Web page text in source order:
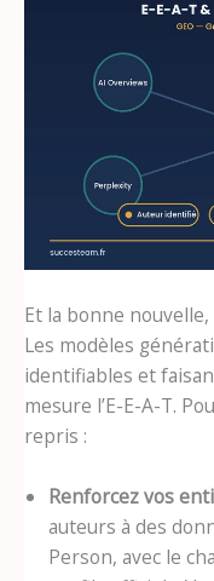
Et la bonne nouvelle,
Les modèles
identifiables et
mesure l’E-E-A-T.
repris :
Renforcez vos
auteurs à des
Person, avec le